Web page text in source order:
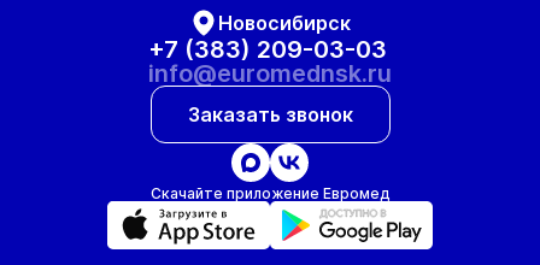
Новосибирск
+7 (383) 209-03-03
info@euromednsk.ru
Заказать звонок
Скачайте приложение Евромед